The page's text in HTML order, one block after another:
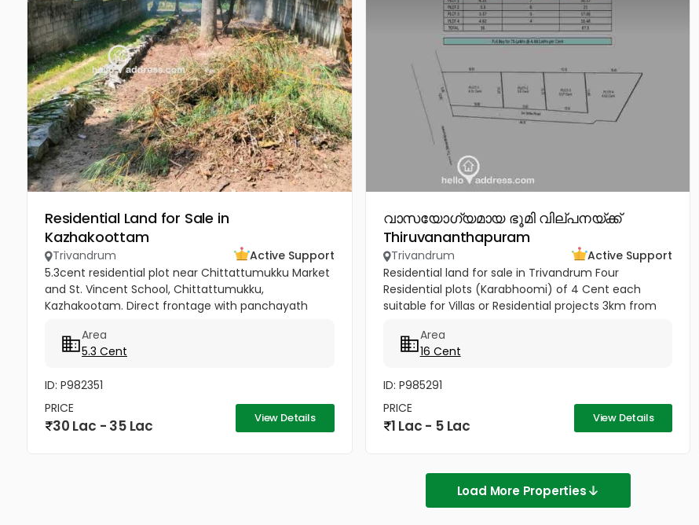
Residential Land for Sale in
Kazhakoottam
Trivandrum
Active Support
5.3cent residential plot near Chittattumukku Market
and St. Vincent School, Chittattumukku,
Kazhakootam. Direct frontage with panchayath
Fast growing & well-developed area....
Area
5.3 Cent
ID: P982351
PRICE
30 Lac - 35 Lac View Details
വാസയോഗ്യമായ ഭൂമി വില്പനയ്ക്ക്
Thiruvananthapuram
Trivandrum
Active Support
Residential land for sale in Trivandrum Four
Residential plots (Karabhoomi) of 4 Cent each
suitable for Villas or Residential projects 3km from
international school
Area
16 Cent
ID: P985291
PRICE
1 Lac - 5 Lac View Details
Load More Properties